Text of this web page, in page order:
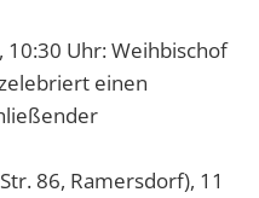
Uhr: Weihbischof
einen
86, Ramersdorf), 11